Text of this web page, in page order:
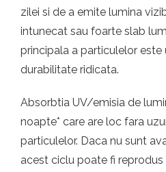
zilei si de a emite lumina
intunecat sau foarte slab
principala a particulelor
durabilitate ridicata.
Absorbtia UV/emisia de
noapte* care are loc fara
particulelor. Daca nu sunt
acest ciclu poate fi reprodus